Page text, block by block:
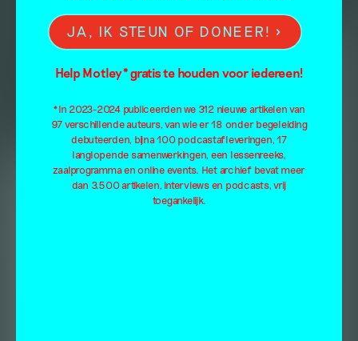
JA, IK STEUN OF DONEER!
Help Motley* gratis te houden voor iedereen!
*In 2023-2024 publiceerden we 312 nieuwe artikelen van
97 verschillende auteurs, van wie er 18 onder begeleiding
debuteerden, bijna 100 podcastafleveringen, 17
langlopende samenwerkingen, een lessenreeks,
zaalprogramma en online events. Het archief bevat meer
dan 3.500 artikelen, interviews en podcasts, vrij
toegankelijk.